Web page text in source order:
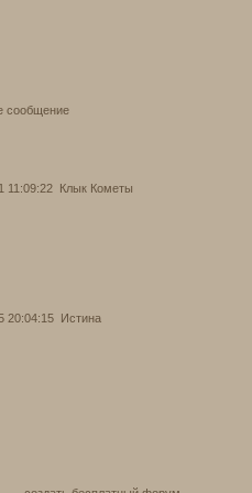
сообщение
11:09:22 Клык Кометы
20:04:15 Истина